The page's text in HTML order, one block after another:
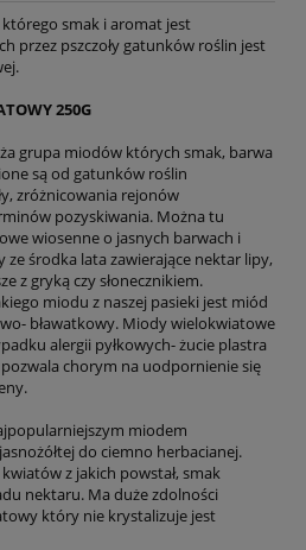
smak i aromat jest
przez pszczoły gatunków roślin jest
250G
grupa miodów których smak, barwa
są od gatunków roślin
zróżnicowania rejonów
pozyskiwania. Można tu
wiosenne o jasnych barwach i
środka lata zawierające nektar lipy,
z gryką czy słonecznikiem.
miodu z naszej pasieki jest miód
bławatkowy. Miody wielokwiatowe
alergii pyłkowych- żucie plastra
chorym na uodpornienie się
miodem
do ciemno herbacianej.
z jakich powstał, smak
nektaru. Ma duże zdolności
który nie krystalizuje jest